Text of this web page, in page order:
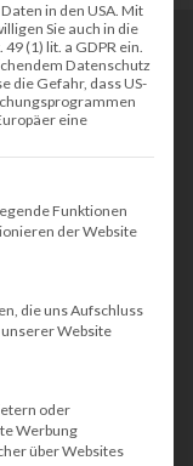
in den USA. Mit
Sie auch in die
(1) lit. a GDPR ein.
Datenschutz
die Gefahr, dass US-
eine
Gruppen,
Funktionen
der Website
die uns Aufschluss
Website
oder
Werbung
über Websites